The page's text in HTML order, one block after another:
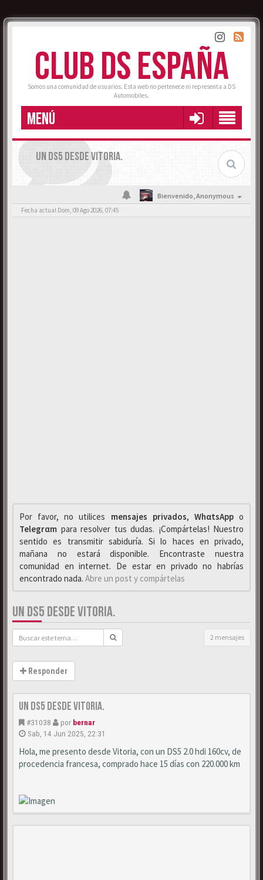
CLUB DS ESPAÑA
Somos una comunidad de usuarios. Esta web no pertenece ni representa a DS
Automobiles.
MENÚ
UN DS5 DESDE VITORIA.
Bienvenido,Anonymous
Fecha actual Dom, 09 Ago 2026, 07:45
Por favor, no utilices mensajes privados, WhαtsAppo
Telegrαm para resolver tus dudas. ¡Compártelas! Nuestro
sentido es transmitir sabiduría. Si lo haces en privado,
mañana no estará disponible. Encontraste nuestra
comunidad en internet. De estar en privado no habrías
encontrado nada. Abre un post y compártelas
UN DS5 DESDE VITORIA.
2 mensajes
Responder
Un DS5 desde Vitoria.
#31038 por bernar
Sab, 14 Jun 2025, 22:31
Hola, me presento desde Vitoria, con un DS5 2.0 hdi 160cv, de
procedencia francesa, comprado hace 15 días con 220.000 km